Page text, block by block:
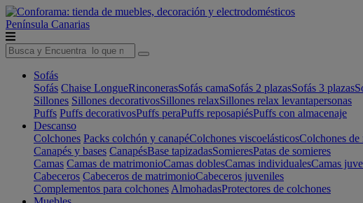
Península Canarias
Sofás
Sofás Chaise LongueRinconerasSofás camaSofás 2 plazasSofás 3 plazas
Sillones Sillones decorativosSillones relaxSillones relax levantapersonas
Puffs Puffs decorativosPuffs peraPuffs reposapiésPuffs con almacenaje
Descanso
Colchones Packs colchón y canapéColchones viscoelásticosColchones de
Canapés y bases CanapésBase tapizadasSomieresPatas de somieres
Camas Camas de matrimonioCamas doblesCamas individualesCamas
Cabeceros Cabeceros de matrimonioCabeceros juveniles
Complementos para colchones AlmohadasProtectores de colchones